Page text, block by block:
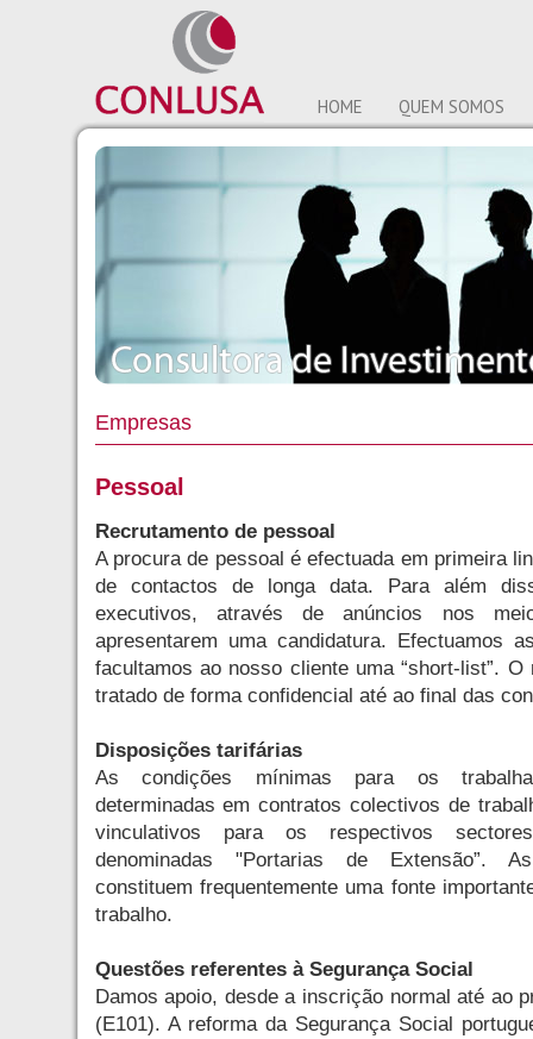
HOME QUEM SOMOS
Empresas
Pessoal
Recrutamento de pessoal
A procura de pessoal é efectuada em primeira
de contactos de longa data. Para além
executivos, através de anúncios nos
apresentarem uma candidatura. Efectuamos
facultamos ao nosso cliente uma “short-list”.
tratado de forma confidencial até ao final das
Disposições tarifárias
As condições mínimas para os
determinadas em contratos colectivos de
vinculativos para os respectivos
denominadas "Portarias de Extensão”.
constituem frequentemente uma fonte
trabalho.
Questões referentes à Segurança Social
Damos apoio, desde a inscrição normal até ao
(E101). A reforma da Segurança Social